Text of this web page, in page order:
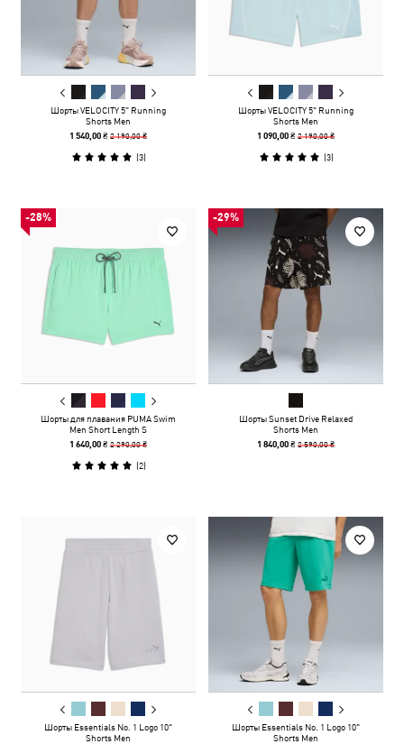
Шорты VELOCITY 5" Running
Shorts Men
1 540,00 ₴2 190,00 ₴
(3)
Шорты VELOCITY 5" Running
Shorts Men
1 090,00 ₴2 190,00 ₴
(3)
-28%
Шорты для плавания PUMA Swim
Men Short Length S
1 640,00 ₴2 290,00 ₴
(2)
-29%
Шорты Sunset Drive Relaxed
Shorts Men
1 840,00 ₴2 590,00 ₴
Шорты Essentials No. 1 Logo 10"
Shorts Men
Шорты Essentials No. 1 Logo 10"
Shorts Men